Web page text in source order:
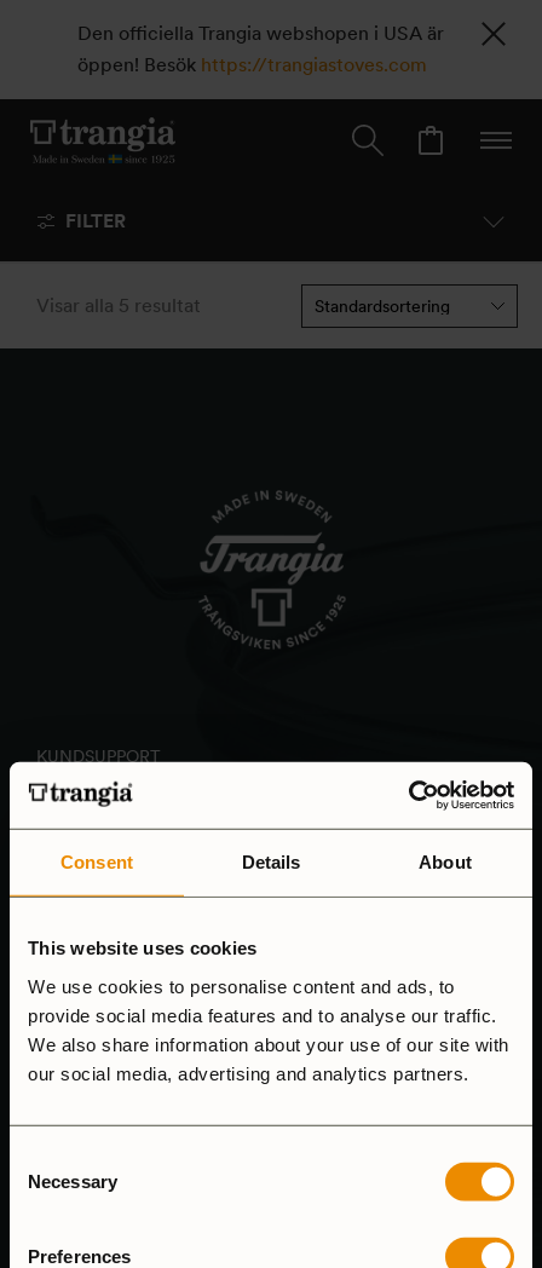
Consent Details About
This website uses cookies
We use cookies to personalise content and ads, to
provide social media features and to analyse our traffic.
We also share information about your use of our site with
our social media, advertising and analytics partners.
Selection
Necessary
Preferences
Den officiella Trangia webshopen i USA är
öppen! Besök https://trangiastoves.com
FILTER
Visar alla 5 resultat
KUNDSUPPORT
Vi svarar på e-mail så fort vi kan och våra telefontider är
8.00-15.00 (mån-fre)
Email:customersupport@trangia.se
ÅNGRA KÖP